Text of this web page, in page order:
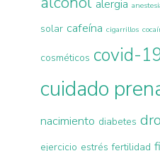
alergia
solar cafeína cigarrillos
cosméticos covid-
cuidado
nacimiento diabetes
ejercicio estrés fertilidad